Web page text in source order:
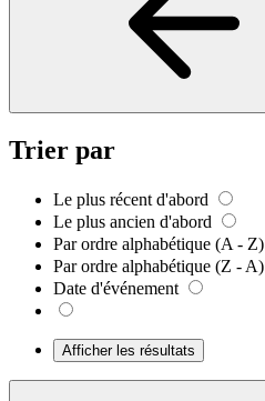
Trier par
Le plus récent d'abord
Le plus ancien d'abord
Par ordre alphabétique (A - Z)
Par ordre alphabétique (Z - A)
Date d'événement
Afficher les résultats